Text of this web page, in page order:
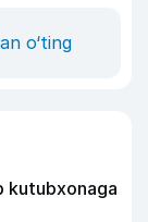
o‘ting
kutubxonaga